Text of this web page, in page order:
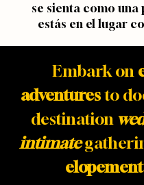
se sienta como una
estás en el lugar
Embark on
adventuresto
destination
intimate